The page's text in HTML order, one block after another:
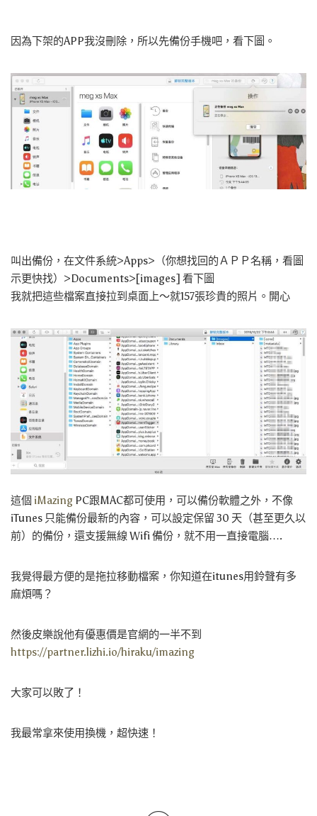
因為下架的APP我沒刪除，所以先備份手機吧，看下圖。
叫出備份，在文件系統>Apps>（你想找回的ＡＰＰ名稱，看圖
示更快找）>Documents>[images] 看下圖
我就把這些檔案直接拉到桌面上～就157張珍貴的照片。開心
這個 iMazing PC跟MAC都可使用，可以備份軟體之外，不像
iTunes 只能備份最新的內容，可以設定保留 30 天（甚至更久以
前）的備份，還支援無線 Wifi 備份，就不用一直接電腦….
我覺得最方便的是拖拉移動檔案，你知道在itunes用鈴聲有多
麻煩嗎？
然後皮樂說他有優惠價是官網的一半不到
https://partner.lizhi.io/hiraku/imazing
大家可以敗了！
我最常拿來使用換機，超快速！